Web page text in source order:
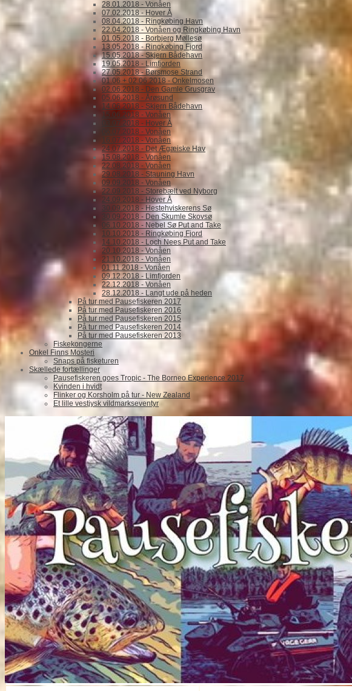
28.01.2018 - Vonåen
07.02.2018 - Hover Å
08.04.2018 - Ringkøbing Havn
22.04.2018 - Vonåen og Ringkøbing Havn
01.05.2018 - Borbjerg Møllesø
13.05.2018 - Ringkøbing Fjord
15.05.2018 - Skjern Bådehavn
19.05.2018 - Limfjorden
27.05.2018 - Børsmose Strand
01.06 + 02.06.2018 - Onkelmosen
02.06.2018 - Den Gamle Grusgrav
05.06.2018 - Årøsund
14.06.2018 - Skjern Bådehavn
15.06.2018 - Vonåen
03.07.2018 - Hover Å
06.07.2018 - Vonåen
16.07.2018 - Vonåen
24.07.2018 - Det Ægæiske Hav
15.08.2018 - Vonåen
22.08.2018 - Vonåen
29.08.2018 - Stauning Havn
09.09.2018 - Vonåen
22.09.2018 - Storebælt ved Nyborg
24.09.2018 - Hover Å
30.09.2018 - Hestehviskerens Sø
30.09.2018 - Den Skumle Skovsø
06.10.2018 - Nebel Sø Put and Take
10.10.2018 - Ringkøbing Fjord
14.10.2018 - Loch Nees Put and Take
20.10.2018 - Vonåen
21.10.2018 - Vonåen
01.11.2018 - Vonåen
09.12.2018 - Limfjorden
22.12.2018 - Vonåen
28.12.2018 - Langt ude på heden
På tur med Pausefiskeren 2017
På tur med Pausefiskeren 2016
På tur med Pausefiskeren 2015
På tur med Pausefiskeren 2014
På tur med Pausefiskeren 2013
Fiskekongerne
Onkel Finns Mosteri
Snaps på fisketuren
Skællede fortællinger
Pausefiskeren goes Tropic - The Borneo Experience 2017
Kvinden i hvidt
Flinker og Korsholm på tur - New Zealand
Et lille vestjysk vildmarkseventyr